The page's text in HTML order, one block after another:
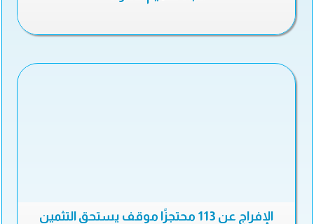
الإفراج عن 113 محتجزًا موقف يستحق التثمين